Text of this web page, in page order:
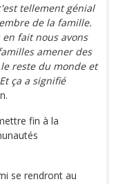
tellement génial
de la famille.
fait nous avons
amener des
reste du monde et
ça a signifié
fin à la
se rendront au